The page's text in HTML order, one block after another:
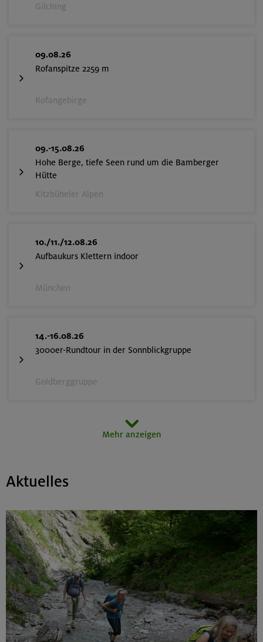
Gilching
09.08.26
Rofanspitze 2259 m
Rofangebirge
09.-15.08.26
Hohe Berge, tiefe Seen rund um die Bamberger
Hütte
Kitzbüheler Alpen
10./11./12.08.26
Aufbaukurs Klettern indoor
München
14.-16.08.26
3000er-Rundtour in der Sonnblickgruppe
Goldberggruppe
Zillertaler Alpen
14.08.26
Klettertreff indoor
München
15.-16.08.26
Hohes Licht 2651 m, Rappenseekopf 2468 m
Mehr anzeigen
Aktuelles